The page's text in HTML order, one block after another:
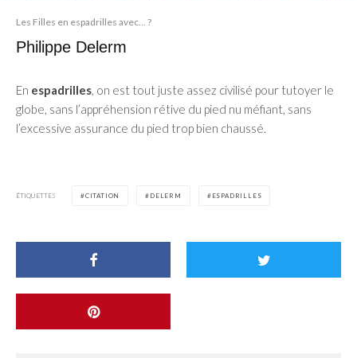
Les Filles en espadrilles avec... ?
Philippe Delerm
En espadrilles, on est tout juste assez civilisé pour tutoyer le
globe, sans l’appréhension rétive du pied nu méfiant, sans
l’excessive assurance du pied trop bien chaussé.
ÉTIQUETTES CITATION DELERM ESPADRILLES